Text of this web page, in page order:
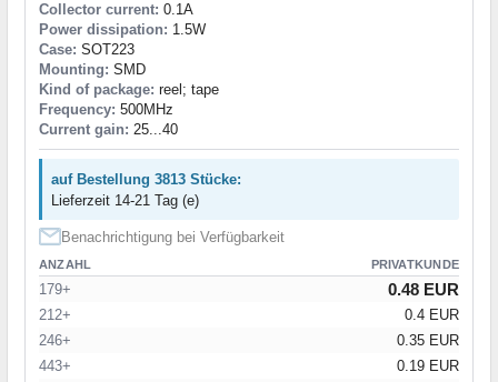
Collector current: 0.1A
Power dissipation: 1.5W
Case: SOT223
Mounting: SMD
Kind of package: reel; tape
Frequency: 500MHz
Current gain: 25...40
auf Bestellung 3813 Stücke:
Lieferzeit 14-21 Tag (e)
Benachrichtigung bei Verfügbarkeit
ANZAHL PRIVATKUNDE
179+ 0.48 EUR
212+
0.4 EUR
246+
0.35 EUR
443+
0.19 EUR